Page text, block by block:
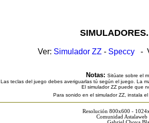
Ver: Simulador ZZ - Speccy -
Notas: Sitúate sobre el
Las teclas del juego debes averiguarlas tú según el juego. La
El simulador ZZ puede que
Para sonido en el simulador ZZ, instala
Resolución 800x600 -
Comunidad